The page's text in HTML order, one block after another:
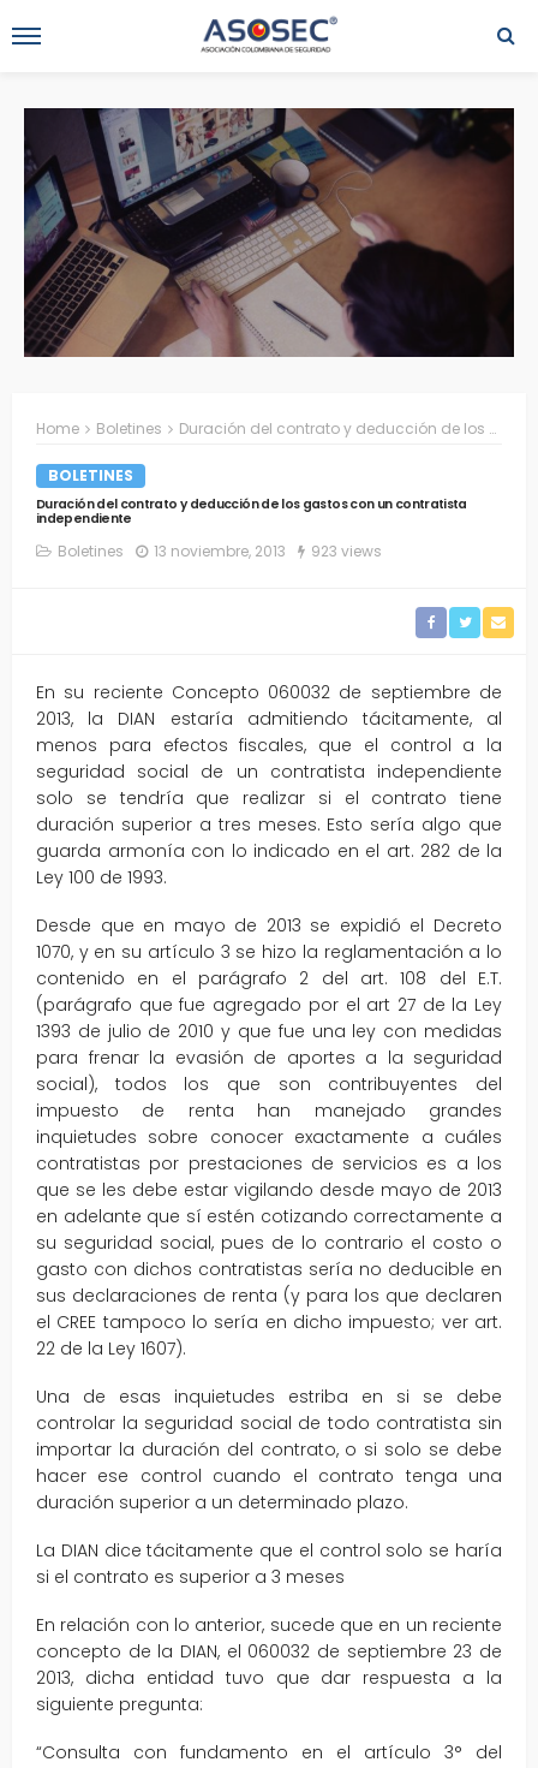
Home Boletines Duración del contrato y deducción de los gastos con un contratista independiente
BOLETINES
Duración del contrato y deducción de los gastos con un contratista
independiente
Boletines 13 noviembre, 2013 923 views
En su reciente Concepto 060032 de septiembre de
2013, la DIAN estaría admitiendo tácitamente, al
menos para efectos fiscales, que el control a la
seguridad social de un contratista independiente
solo se tendría que realizar si el contrato tiene
duración superior a tres meses. Esto sería algo que
guarda armonía con lo indicado en el art. 282 de la
Ley 100 de 1993.
Desde que en mayo de 2013 se expidió el Decreto
1070, y en su artículo 3 se hizo la reglamentación a lo
contenido en el parágrafo 2 del art. 108 del E.T.
(parágrafo que fue agregado por el art 27 de la Ley
1393 de julio de 2010 y que fue una ley con medidas
para frenar la evasión de aportes a la seguridad
social), todos los que son contribuyentes del
impuesto de renta han manejado grandes
inquietudes sobre conocer exactamente a cuáles
contratistas por prestaciones de servicios es a los
que se les debe estar vigilando desde mayo de 2013
en adelante que sí estén cotizando correctamente a
su seguridad social, pues de lo contrario el costo o
gasto con dichos contratistas sería no deducible en
sus declaraciones de renta (y para los que declaren
el CREE tampoco lo sería en dicho impuesto; ver art.
22 de la Ley 1607).
Una de esas inquietudes estriba en si se debe
controlar la seguridad social de todo contratista sin
importar la duración del contrato, o si solo se debe
hacer ese control cuando el contrato tenga una
duración superior a un determinado plazo.
La DIAN dice tácitamente que el control solo se haría
si el contrato es superior a 3 meses
En relación con lo anterior, sucede que en un reciente
concepto de la DIAN, el 060032 de septiembre 23 de
2013, dicha entidad tuvo que dar respuesta a la
siguiente pregunta:
“Consulta con fundamento en el artículo 3° del